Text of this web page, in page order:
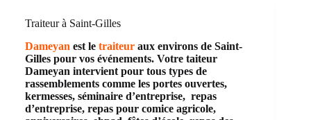
Traiteur à Saint-Gilles
Dameyan est le traiteur aux environs de Saint-
Gilles pour vos événements. Votre taiteur
Dameyan intervient pour tous types de
rassemblements comme les portes ouvertes,
kermesses, séminaire d’entreprise, repas
d’entreprise, repas pour comice agricole,